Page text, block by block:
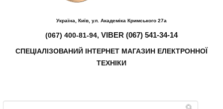
Україна, Київ, ул. Академіка Кримського 27а
(067) 400-81-94, VIBER (067) 541-34-14
СПЕЦІАЛІЗОВАНИЙ ІНТЕРНЕТ МАГАЗИН ЕЛЕКТРОННОЇ
ТЕХНІКИ